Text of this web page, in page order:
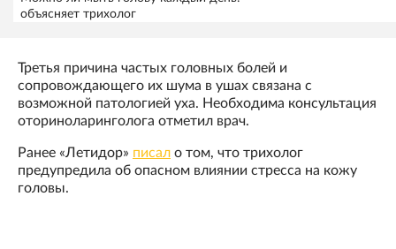
объясняет трихолог
Третья причина частых головных болей и
сопровождающего их шума в ушах связана с
возможной патологией уха. Необходима консультация
оториноларинголога отметил врач.
Ранее «Летидор» писал о том, что трихолог
предупредила об опасном влиянии стресса на кожу
головы.